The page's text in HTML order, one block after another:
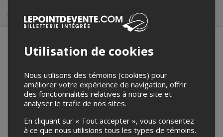
Achat de billets
robot ci-bas.
Utilisation de cookies
Nous utilisons des témoins (cookies) pour
améliorer votre expérience de navigation, offrir
des fonctionnalités relatives à notre site et
analyser le trafic de nos sites.
En cliquant sur « Tout accepter », vous consentez
à ce que nous utilisions tous les types de témoins.